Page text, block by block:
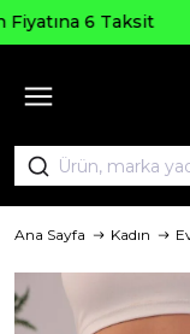
Seçili
Ana Sayfa Kadın